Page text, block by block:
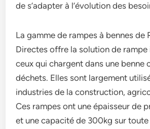
de s’adapter à l’évolution des
La gamme de rampes à bennes de
Directes offre la solution de rampe
ceux qui chargent dans une benne
déchets. Elles sont largement
industries de la construction,
Ces rampes ont une épaisseur de
et une capacité de 300kg sur toute